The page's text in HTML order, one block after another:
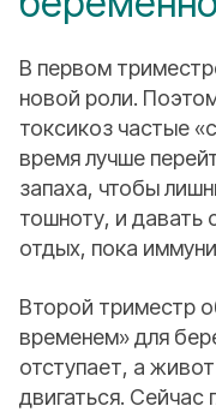
В первом
новой роли.
токсикоз частые
время лучше
запаха, чтобы
тошноту, и давать
отдых, пока
Второй триместр
временем» для
отступает, а
двигаться.